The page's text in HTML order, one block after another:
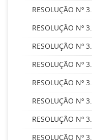
RESOLUÇÃO Nº
RESOLUÇÃO Nº
RESOLUÇÃO Nº
RESOLUÇÃO Nº
RESOLUÇÃO Nº
RESOLUÇÃO Nº
RESOLUÇÃO Nº
RESOLUÇÃO Nº